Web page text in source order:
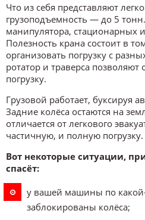
Что из себя представляют
грузоподъемность — до 5
манипулятора, стационарных
Полезность крана состоит в
организовать погрузку с
ротатор и траверса позволяют
погрузку.
Грузовой работает, буксируя
Задние колёса остаются на
отличается от легкового
частичную, и полную
Вот некоторые ситуации,
спасёт:
у вашей машины по
заблокированы колёса;